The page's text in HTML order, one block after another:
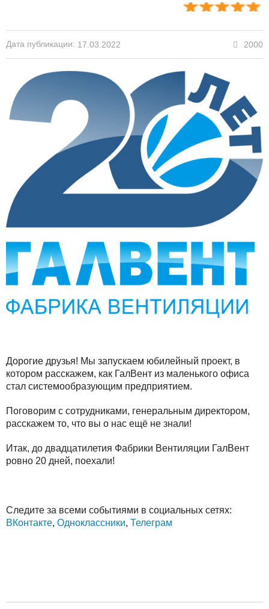
Дата публикации: 17.03.2022 2000
Дорогие друзья! Мы запускаем юбилейный проект, в
котором расскажем, как ГалВент из маленького офиса
стал системообразующим предприятием.
Поговорим с сотрудниками, генеральным директором,
расскажем то, что вы о нас ещё не знали!
Итак, до двадцатилетия Фабрики Вентиляции ГалВент
ровно 20 дней, поехали!
Следите за всеми событиями в социальных сетях:
ВКонтакте, Одноклассники, Телеграм